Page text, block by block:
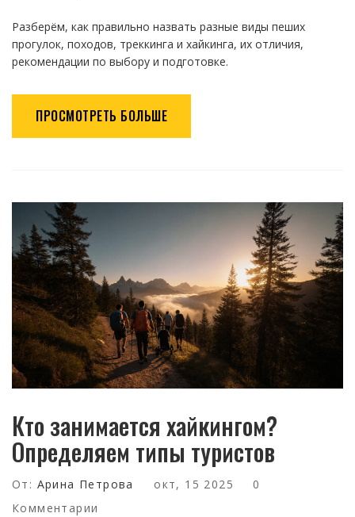
Разберём, как правильно назвать разные виды пеших
прогулок, походов, треккинга и хайкинга, их отличия,
рекомендации по выбору и подготовке.
ПРОСМОТРЕТЬ БОЛЬШЕ
Кто занимается хайкингом?
Определяем типы туристов
От: Арина Петрова окт, 15 2025
0
Комментарии